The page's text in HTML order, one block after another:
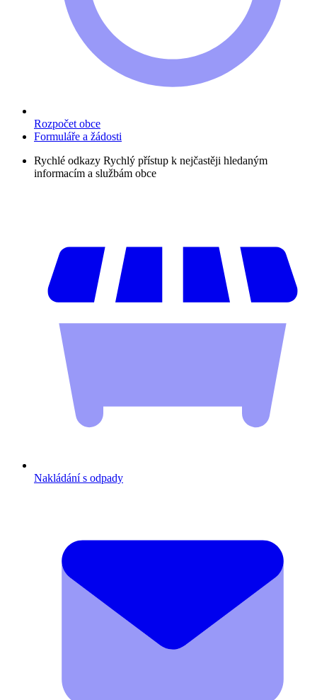
Rozpočet obce
Formuláře a žádosti
Rychlé odkazy Rychlý přístup k nejčastěji hledaným
informacím a službám obce
Nakládání s odpady